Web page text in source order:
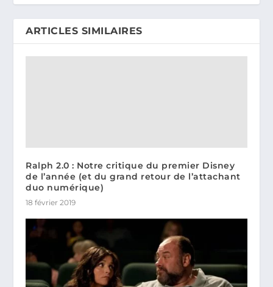
ARTICLES SIMILAIRES
Ralph 2.0 : Notre critique du premier Disney
de l’année (et du grand retour de l’attachant
duo numérique)
18 février 2019